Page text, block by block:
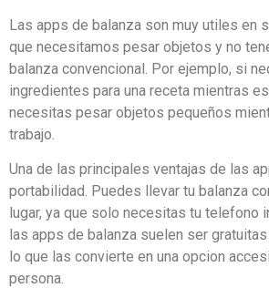
Las apps de balanza son muy utiles en
que necesitamos pesar objetos y no
balanza convencional. Por ejemplo, si
ingredientes para una receta mientras
necesitas pesar objetos pequeños
trabajo.
Una de las principales ventajas de las
portabilidad. Puedes llevar tu balanza
lugar, ya que solo necesitas tu telefono
las apps de balanza suelen ser
lo que las convierte en una opcion
persona.